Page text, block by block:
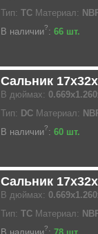
Тип: TC Материал:
В наличии?: 66 шт.
Сальник
В дюймах:
Тип: DC Материал:
В наличии?: 60 шт.
Сальник
В дюймах:
Тип: TC Материал:
?